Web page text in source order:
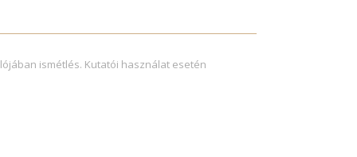
ismétlés. Kutatói használat esetén